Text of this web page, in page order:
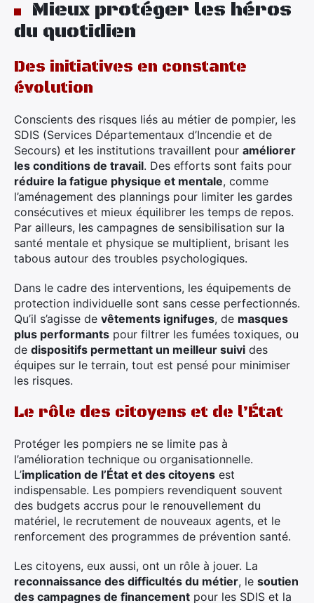
Mieux protéger les héros
du quotidien
Des initiatives en constante
évolution
Conscients des risques liés au métier de pompier, les
SDIS (Services Départementaux d’Incendie et de
Secours) et les institutions travaillent pour améliorer
les conditions de travail. Des efforts sont faits pour
réduire la fatigue physique et mentale, comme
l’aménagement des plannings pour limiter les gardes
consécutives et mieux équilibrer les temps de repos.
Par ailleurs, les campagnes de sensibilisation sur la
santé mentale et physique se multiplient, brisant les
tabous autour des troubles psychologiques.
Dans le cadre des interventions, les équipements de
protection individuelle sont sans cesse perfectionnés.
Qu’il s’agisse de vêtements ignifuges, de masques
plus performants pour filtrer les fumées toxiques, ou
de dispositifs permettant un meilleur suivi des
équipes sur le terrain, tout est pensé pour minimiser
les risques.
Le rôle des citoyens et de l’État
Protéger les pompiers ne se limite pas à
l’amélioration technique ou organisationnelle.
L’implication de l’État et des citoyens est
indispensable. Les pompiers revendiquent souvent
des budgets accrus pour le renouvellement du
matériel, le recrutement de nouveaux agents, et le
renforcement des programmes de prévention santé.
Les citoyens, eux aussi, ont un rôle à jouer. La
reconnaissance des difficultés du métier, le soutien
des campagnes de financement pour les SDIS et la